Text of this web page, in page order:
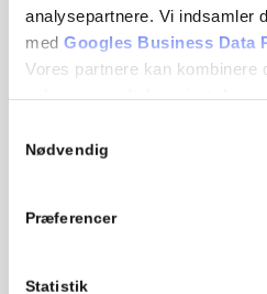
analysepartnere. Vi indsamler
med Googles Business Data
Vores partnere kan kombinere
Nødvendig
Præferencer
Statistik
A&H Medical A/S
Monday – Thursday: kl. 07:00 –